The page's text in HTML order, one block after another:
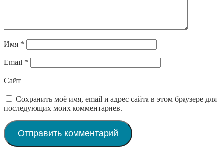
Имя *
Email *
Сайт
Сохранить моё имя, email и адрес сайта в этом браузере для
последующих моих комментариев.